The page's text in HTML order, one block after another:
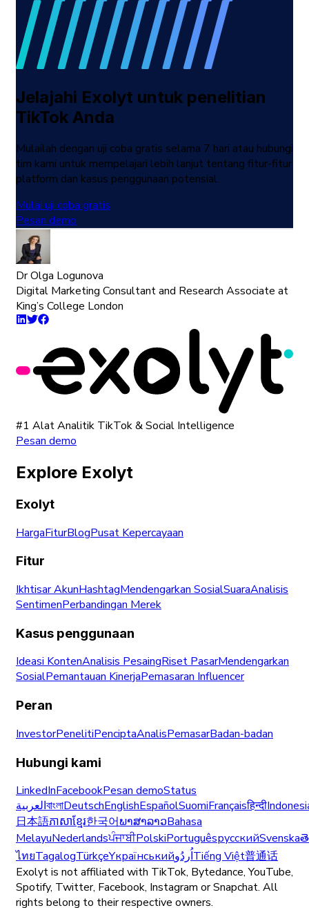
Jelajahi Exolyt untuk penelitian
TikTok Anda
Mulailah dengan uji coba gratis selama 7 hari atau hubungi
tim kami untuk mempelajari lebih lanjut tentang fitur-fitur
platform dan kasus penggunaan potensial.
Mulai uji coba gratis
Pesan demo
Dr Olga Logunova
Digital Marketing Consultant and Research Associate at
King’s College London
#1 Alat Analitik TikTok & Social Intelligence
Pesan demo
Explore Exolyt
Exolyt
HargaFiturBlogPusat Kepercayaan
Fitur
Ikhtisar AkunHashtagMendengarkan SosialSuaraAnalisis
SentimenPerbandingan Merek
Kasus penggunaan
Ideasi KontenAnalisis PesaingRiset PasarMendengarkan
SosialPemantauan KinerjaPemasaran Influencer
Peran
InvestorPenelitiPenciptaAnalisPemasarBadan-badan
Hubungi kami
LinkedInFacebookPesan demoStatus
العربيةবাংলাDeutschEnglishEspañolSuomiFrançaisहिन्दी
日本語ភាសាខ្មែរ한국어ພາສາລາວBahasa
MelayuNederlandsਪੰਜਾਬੀPolskiPortuguêsрусскийSvenska
ไทยTagalogTürkçeYкраїнськийاُردُوTiếng Việt普通话
Exolyt is not affiliated with TikTok, Bytedance, YouTube,
Spotify, Twitter, Facebook, Instagram or Snapchat. All
rights belong to their respective owners.